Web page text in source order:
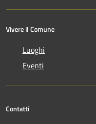
Vivere il Comune
Luoghi
Eventi
Contatti